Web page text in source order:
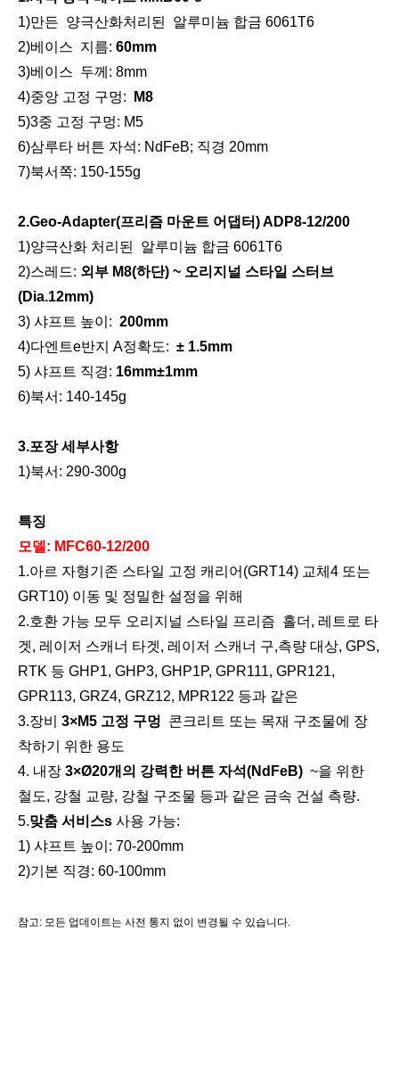
1)만든 양극산화처리된 알루미늄 합금 6061T6
2)베이스 지름: 60mm
3)베이스 두께: 8mm
4)중앙 고정 구멍:
M8
5)3중 고정 구멍: M5
6)삼루타 버튼 자석: NdFeB; 직경 20mm
7)북서쪽: 150-155g
2.Geo-Adapter(프리즘 마운트 어댑터) ADP8-12/200
1)양극산화 처리된
알루미늄 합금 6061T6
2)스레드: 외부 M8(하단) ~ 오리지널 스타일 스터브
(Dia.12mm)
3) 샤프트 높이: 200mm
4)다엔트e반지 A정확도: ± 1.5mm
5) 샤프트 직경: 16mm±1mm
6)북서: 140-145g
3.포장 세부사항
1)북서: 290-300g
특징
모델: MFC60-12/200
1.아르 자형기존 스타일 고정 캐리어(GRT14) 교체 4 또는
GRT10) 이동 및 정밀한 설정을 위해
2.호환 가능 모두 오리지널 스타일 프리즘 홀더, 레트로 타
겟, 레이저 스캐너 타겟, 레이저 스캐너 구,측량 대상, GPS,
RTK 등 GHP1, GHP3, GHP1P, GPR111, GPR121,
GPR113, GRZ4, GRZ12, MPR122 등과 같은
3.장비 3×M5 고정 구멍 콘크리트 또는 목재 구조물에 장
착하기 위한 용도
4. 내장 3×Ø20개의 강력한 버튼 자석(NdFeB) ~을 위한
철도, 강철 교량, 강철 구조물 등과 같은 금속 건설 측량.
5.맞춤 서비스s 사용 가능:
1) 샤프트 높이: 70-200mm
2)기본 직경: 60-100mm
참고: 모든 업데이트는 사전 통지 없이 변경될 수 있습니다.